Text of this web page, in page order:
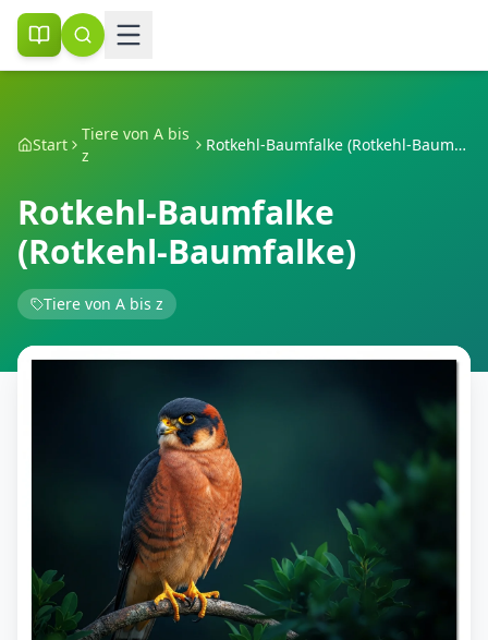
Start
Tiere von A bis
z
Rotkehl-Baumfalke (Rotkehl-Baumfalke)
Rotkehl-Baumfalke
(Rotkehl-Baumfalke)
Tiere von A bis z